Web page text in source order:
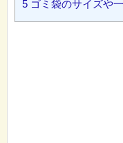
5 ゴミ袋のサイズや